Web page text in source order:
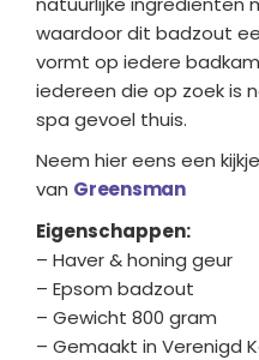
waardoor dit badzout
vormt op iedere
iedereen die op zoek is
spa gevoel thuis.
Neem hier eens een
van Greensman
Eigenschappen:
– Haver & honing geur
– Epsom badzout
– Gewicht 800 gram
– Gemaakt in Verenigd